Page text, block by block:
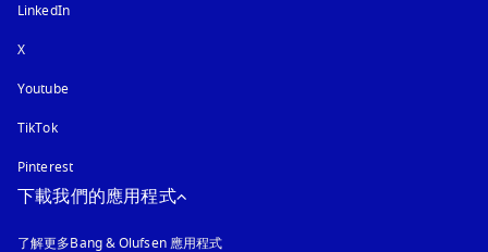
LinkedIn
X
Youtube以新標籤頁開啟
TikTok
Pinterest
下載我們的應用程式
了解更多Bang & Olufsen 應用程式